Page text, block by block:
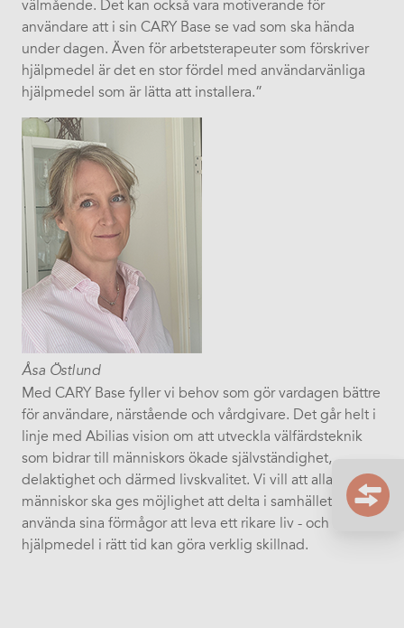
välmående. Det kan också vara motiverande för
användare att i sin CARY Base se vad som ska hända
under dagen. Även för arbetsterapeuter som förskriver
hjälpmedel är det en stor fördel med användarvänliga
hjälpmedel som är lätta att installera.”
Åsa Östlund
Med CARY Base fyller vi behov som gör vardagen bättre
för användare, närstående och vårdgivare. Det går helt i
linje med Abilias vision om att utveckla välfärdsteknik
som bidrar till människors ökade självständighet,
delaktighet och därmed livskvalitet. Vi vill att alla
människor ska ges möjlighet att delta i samhället och
använda sina förmågor att leva ett rikare liv - och rätt
hjälpmedel i rätt tid kan göra verklig skillnad.